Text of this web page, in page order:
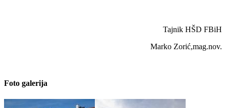
Tajnik HŠD FBiH
Marko Zorić,mag.nov.
Foto galerija